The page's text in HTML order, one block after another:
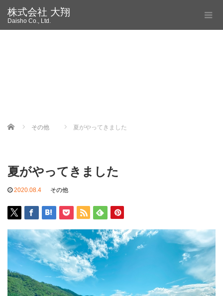
株式会社 大翔
Daisho Co., Ltd.
Home その他 夏がやってきました
夏がやってきました
2020.08.4 その他